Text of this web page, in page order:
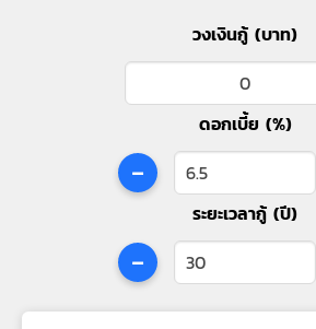
วงเงินกู้ (บาท)
ดอกเบี้ย (%)
-
ระยะเวลากู้ (ปี)
-